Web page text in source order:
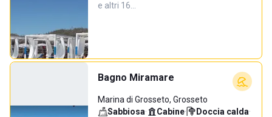
e altri 16…
Bagno Miramare
Marina di Grosseto, Grosseto
Sabbiosa· Cabine· Doccia calda·